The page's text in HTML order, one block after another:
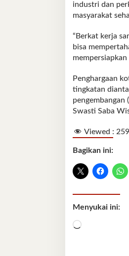
industri dan
masyarakat
“Berkat kerja
bisa
Penghargaan
tingkatan
Swasti Saba
Viewed : 259
Bagikan ini:
Menyukai ini:
Memuat...